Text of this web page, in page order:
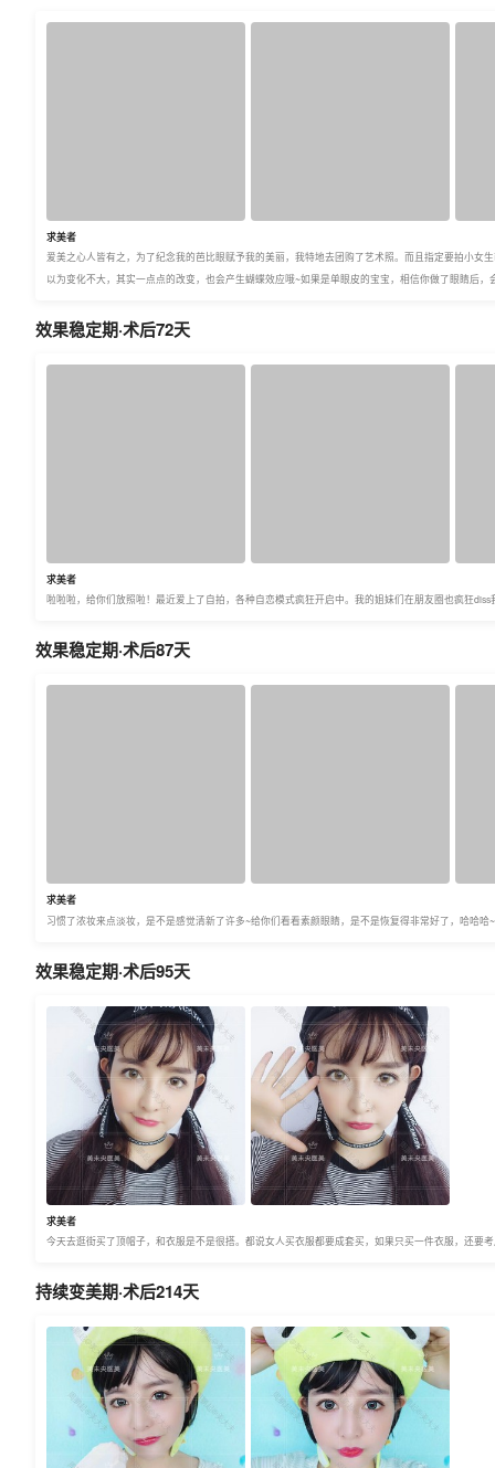
求美者
爱美之心人皆有之，为了纪念我的芭比眼赋予我的美丽，我特地去团购了艺术照。而且指定要拍小
以为变化不大，其实一点点的改变，也会产生蝴蝶效应哦~如果是单眼皮的宝宝，相信你做了眼睛后
效果稳定期·术后72天
求美者
啦啦啦，给你们放照啦！最近爱上了自拍，各种自恋模式疯狂开启中。我的姐妹们在朋友圈也疯狂
效果稳定期·术后87天
求美者
习惯了浓妆来点淡妆，是不是感觉清新了许多~给你们看看素颜眼睛，是不是恢复得非常好了，哈哈哈~
效果稳定期·术后95天
求美者
今天去逛街买了顶帽子，和衣服是不是很搭。都说女人买衣服都要成套买，如果只买一件衣服，还
持续变美期·术后214天